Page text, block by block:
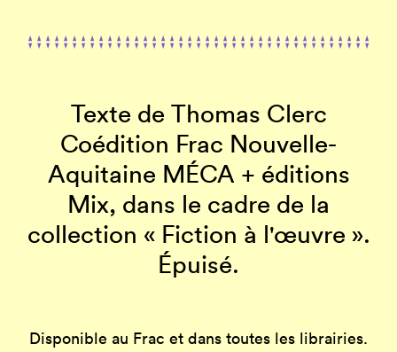
Texte de Thomas Clerc
Coédition Frac Nouvelle-
Aquitaine MÉCA + éditions
Mix, dans le cadre de la
collection « Fiction à l'œuvre ».
Épuisé.
Disponible au Frac et dans toutes les librairies.